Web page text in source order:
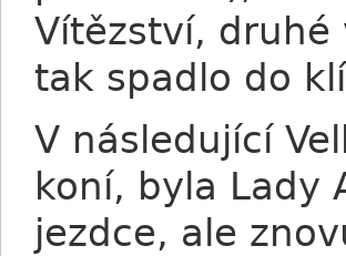
Vítězství,
tak spadlo do
V následující
koní, byla Lady
jezdce, ale